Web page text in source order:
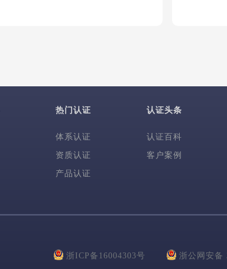
热门认证
体系认证
资质认证
产品认证
认证头条
认证百科
客户案例
浙ICP备16004303号 浙公网安备